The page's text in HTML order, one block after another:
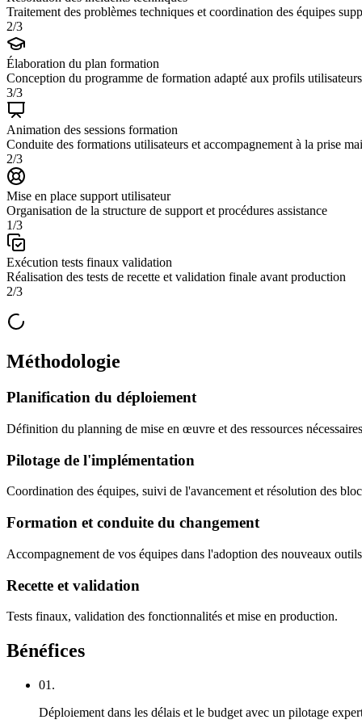
Traitement des problèmes techniques et coordination des équipes
2/3
Élaboration du plan formation
Conception du programme de formation adapté aux profils utilisateurs
3/3
Animation des sessions formation
Conduite des formations utilisateurs et accompagnement à la prise
2/3
Mise en place support utilisateur
Organisation de la structure de support et procédures assistance
1/3
Exécution tests finaux validation
Réalisation des tests de recette et validation finale avant production
2/3
Méthodologie
Planification du déploiement
Définition du planning de mise en œuvre et des ressources
Pilotage de l'implémentation
Coordination des équipes, suivi de l'avancement et résolution des
Formation et conduite du changement
Accompagnement de vos équipes dans l'adoption des nouveaux
Recette et validation
Tests finaux, validation des fonctionnalités et mise en production.
Bénéfices
01.
Déploiement dans les délais et le budget avec un pilotage